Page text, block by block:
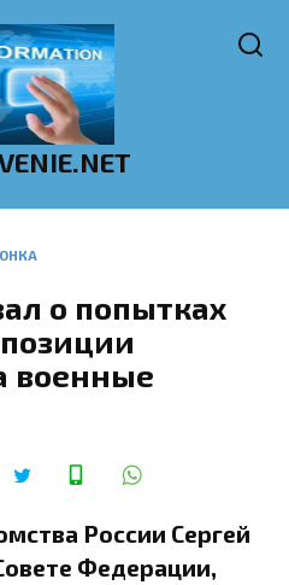
о попытках
военные
России Сергей
Федерации,